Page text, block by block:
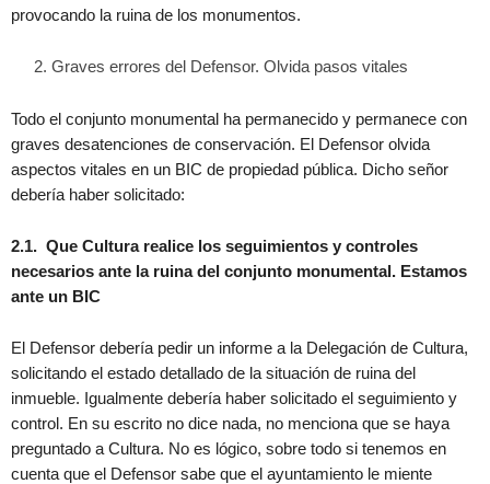
provocando la ruina de los monumentos.
Graves errores del Defensor. Olvida pasos vitales
Todo el conjunto monumental ha permanecido y permanece con
graves desatenciones de conservación. El Defensor olvida
aspectos vitales en un BIC de propiedad pública. Dicho señor
debería haber solicitado:
2.1. Que Cultura realice los seguimientos y controles
necesarios ante la ruina del conjunto monumental. Estamos
ante un BIC
El Defensor debería pedir un informe a la Delegación de Cultura,
solicitando el estado detallado de la situación de ruina del
inmueble. Igualmente debería haber solicitado el seguimiento y
control. En su escrito no dice nada, no menciona que se haya
preguntado a Cultura. No es lógico, sobre todo si tenemos en
cuenta que el Defensor sabe que el ayuntamiento le miente